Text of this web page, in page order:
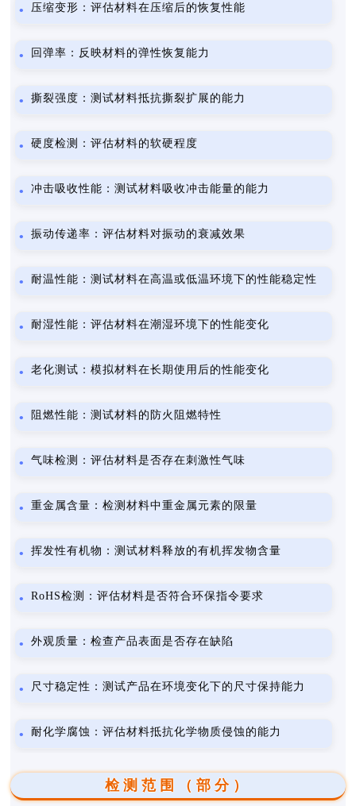
压缩变形：评估材料在压缩后的恢复性能
回弹率：反映材料的弹性恢复能力
撕裂强度：测试材料抵抗撕裂扩展的能力
硬度检测：评估材料的软硬程度
冲击吸收性能：测试材料吸收冲击能量的能力
振动传递率：评估材料对振动的衰减效果
耐温性能：测试材料在高温或低温环境下的性能稳定性
耐湿性能：评估材料在潮湿环境下的性能变化
老化测试：模拟材料在长期使用后的性能变化
阻燃性能：测试材料的防火阻燃特性
气味检测：评估材料是否存在刺激性气味
重金属含量：检测材料中重金属元素的限量
挥发性有机物：测试材料释放的有机挥发物含量
RoHS检测：评估材料是否符合环保指令要求
外观质量：检查产品表面是否存在缺陷
尺寸稳定性：测试产品在环境变化下的尺寸保持能力
耐化学腐蚀：评估材料抵抗化学物质侵蚀的能力
检测范围（部分）